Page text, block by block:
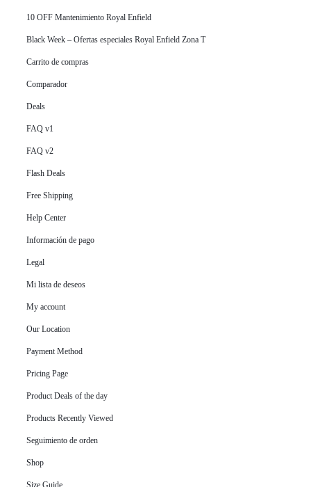
10 OFF Mantenimiento Royal Enfield
Black Week – Ofertas especiales Royal Enfield Zona T
Carrito de compras
Comparador
Deals
FAQ v1
FAQ v2
Flash Deals
Free Shipping
Help Center
Información de pago
Legal
Mi lista de deseos
My account
Our Location
Payment Method
Pricing Page
Product Deals of the day
Products Recently Viewed
Seguimiento de orden
Shop